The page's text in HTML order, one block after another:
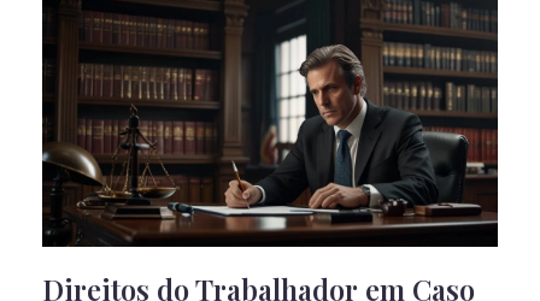
Direitos do Trabalhador em Caso